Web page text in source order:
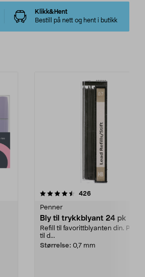
Klikk&Hent
Bestill på nett og hent i butikk
426anmeldelser
Penner
Bly til trykkblyant 24 pk
Refill til favorittblyanten din. Passer
til d...
Størrelse: 0,7 mm
4.0 av 5 stjerner